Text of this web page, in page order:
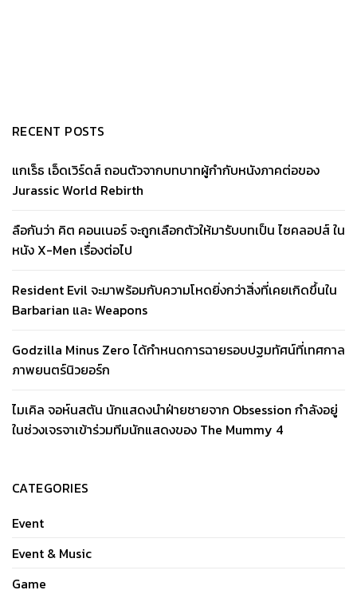
RECENT POSTS
แกเร็ธ เอ็ดเวิร์ดส์ ถอนตัวจากบทบาทผู้กำกับหนังภาคต่อของ
Jurassic World Rebirth
ลือกันว่า คิต คอนเนอร์ จะถูกเลือกตัวให้มารับบทเป็น ไซคลอปส์ ใน
หนัง X-Men เรื่องต่อไป
Resident Evil จะมาพร้อมกับความโหดยิ่งกว่าสิ่งที่เคยเกิดขึ้นใน
Barbarian และ Weapons
Godzilla Minus Zero ได้กำหนดการฉายรอบปฐมทัศน์ที่เทศกาล
ภาพยนตร์นิวยอร์ก
ไมเคิล จอห์นสตัน นักแสดงนำฝ่ายชายจาก Obsession กำลังอยู่
ในช่วงเจรจาเข้าร่วมทีมนักแสดงของ The Mummy 4
CATEGORIES
Event
Event & Music
Game